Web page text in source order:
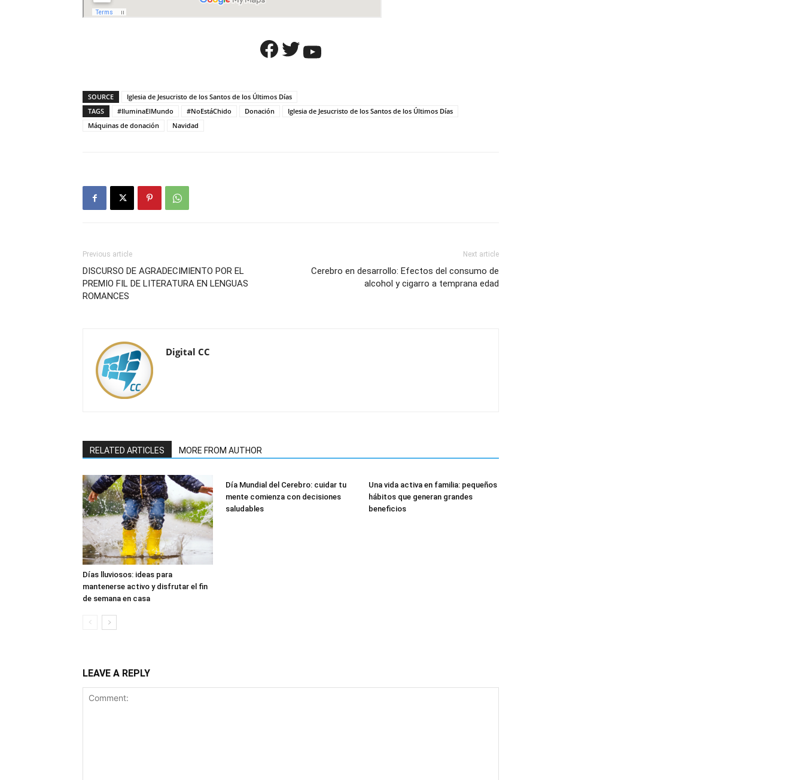
Facebook
Twitter
YouTube
SOURCE
Iglesia de Jesucristo de los Santos de los Últimos Días
TAGS
#IluminaElMundo #NoEstáChido Donación
Iglesia de Jesucristo de los Santos de los Últimos Días
Máquinas de donación
Navidad
Previous article
DISCURSO DE AGRADECIMIENTO POR EL
PREMIO FIL DE LITERATURA EN LENGUAS
ROMANCES
Next article
Cerebro en desarrollo: Efectos del consumo de
alcohol y cigarro a temprana edad
Digital CC
RELATED ARTICLES MORE FROM AUTHOR
Días lluviosos: ideas para
mantenerse activo y disfrutar el fin
de semana en casa
Día Mundial del Cerebro: cuidar tu
mente comienza con decisiones
saludables
Una vida activa en familia: pequeños
hábitos que generan grandes
beneficios
LEAVE A REPLY